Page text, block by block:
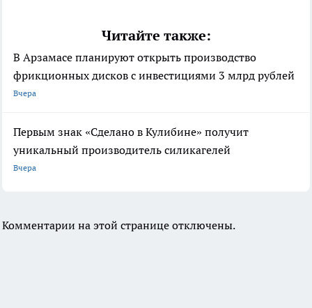
Читайте также:
В Арзамасе планируют открыть производство
фрикционных дисков с инвестициями 3 млрд рублей
Вчера
Первым знак «Сделано в Кулибине» получит
уникальный производитель силикагелей
Вчера
Комментарии на этой странице отключены.